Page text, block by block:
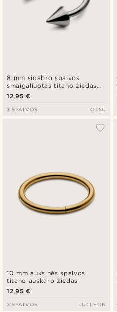
8 mm sidabro spalvos
smaigaliuotas titano žiedas
su segtuku
12,95 €
3 SPALVOS OTSU
10 mm auksinės spalvos
titano auskaro žiedas
12,95 €
3 SPALVOS LUCLEON